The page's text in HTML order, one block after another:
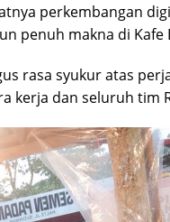
perkembangan
penuh makna di Kafe
rasa syukur atas
kerja dan seluruh tim